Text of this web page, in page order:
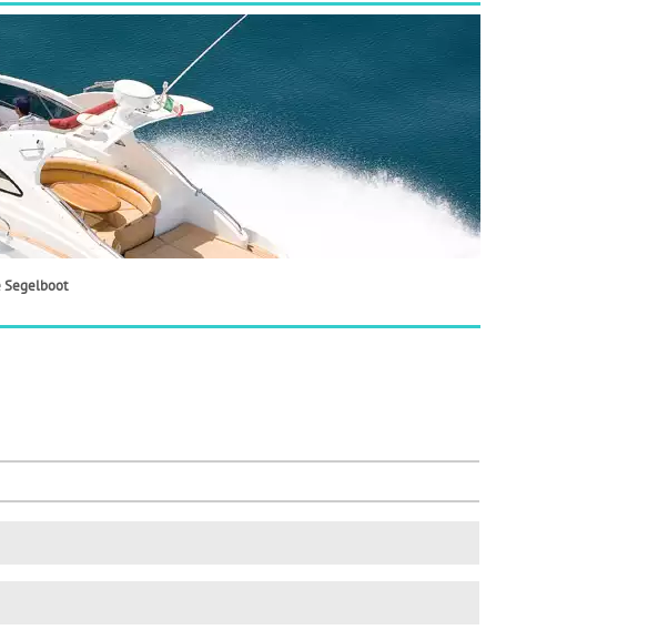
Segelboot